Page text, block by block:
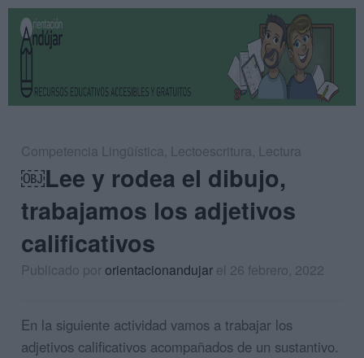
Competencia Lingüística, Lectoescritura, Lectura
￼Lee y rodea el dibujo,
trabajamos los adjetivos
calificativos
Publicado pororientacionandujar el 26 febrero, 2022
En la siguiente actividad vamos a trabajar los
adjetivos calificativos acompañados de un sustantivo.